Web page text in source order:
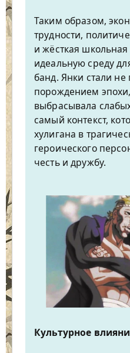
Таким образом,
трудности,
и жёсткая
идеальную среду
банд. Янки стали не
порождением
выбрасывала
самый контекст,
хулигана в
героического
честь и дружбу.
Культурное